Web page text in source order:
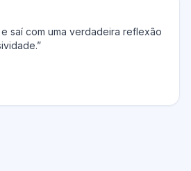
saí com uma verdadeira reflexão